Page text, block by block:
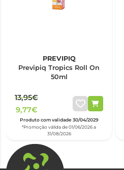
*Promoção válida de 01/06/2026 a
31/08/2026
PREVIPIQ
Previpiq Tropics Roll On
50ml
13,95€
9,77€
Produto com validade 30/04/2029